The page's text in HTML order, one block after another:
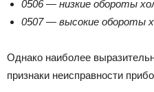
0506 — низкие обороты
0507 — высокие обороты
Однако наиболее
признаки неисправности